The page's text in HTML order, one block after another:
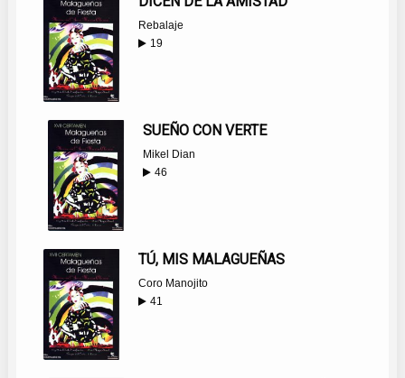
Rebalaje
19
SUEÑO CON VERTE
Mikel Dian
46
TÚ, MIS MALAGUEÑAS
Coro Manojito
41